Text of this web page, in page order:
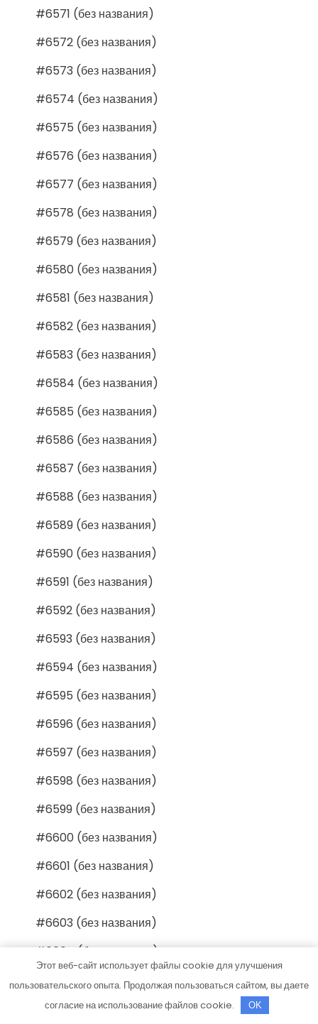
#6571 (без названия)
#6572 (без названия)
#6573 (без названия)
#6574 (без названия)
#6575 (без названия)
#6576 (без названия)
#6577 (без названия)
#6578 (без названия)
#6579 (без названия)
#6580 (без названия)
#6581 (без названия)
#6582 (без названия)
#6583 (без названия)
#6584 (без названия)
#6585 (без названия)
#6586 (без названия)
#6587 (без названия)
#6588 (без названия)
#6589 (без названия)
#6590 (без названия)
#6591 (без названия)
#6592 (без названия)
#6593 (без названия)
#6594 (без названия)
#6595 (без названия)
#6596 (без названия)
#6597 (без названия)
#6598 (без названия)
#6599 (без названия)
#6600 (без названия)
#6601 (без названия)
#6602 (без названия)
#6603 (без названия)
#6604 (без названия)
#6605 (без названия)
#6606 (без названия)
Этот веб-сайт использует файлы cookie для улучшения
пользовательского опыта. Продолжая пользоваться сайтом, вы даете
согласие на использование файлов cookie.
OK